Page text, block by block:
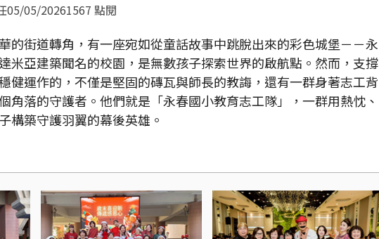
05/05/20261567 點閱
街道轉角，有一座宛如從童話故事中跳脫出來的彩色城堡－－永
米亞建築聞名的校園，是無數孩子探索世界的啟航點。然而，支撐
健運作的，不僅是堅固的磚瓦與師長的教誨，還有一群身著志工背
角落的守護者。他們就是「永春國小教育志工隊」，一群用熱忱、
構築守護羽翼的幕後英雄。